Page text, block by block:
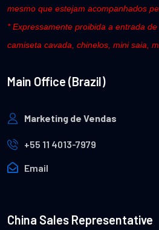
mesmo que estejam acompanhados
* Expressamente proibida a entrada
camiseta cavada, chinelos, mini saia,
Main Office (Brazil)
Marketing de Vendas
+55 11 4013-7979
Email
China Sales Representative